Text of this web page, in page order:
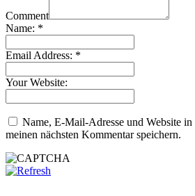
Comment
Name: *
Email Address: *
Your Website:
Name, E-Mail-Adresse und Website
meinen nächsten Kommentar speichern.